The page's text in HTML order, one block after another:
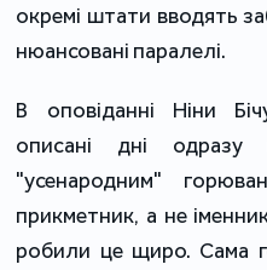
окремі штати вводять
нюансовані паралелі.
В оповіданні Ніни
описані дні
"усенародним"
прикметник, а не
робили це щиро. Сама